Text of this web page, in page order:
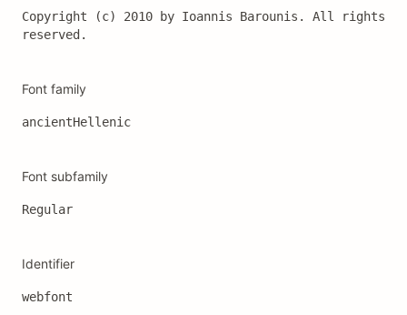
Copyright (c) 2010 by Ioannis Barounis. All rights
reserved.
Font family
ancientHellenic
Font subfamily
Regular
Identifier
webfont